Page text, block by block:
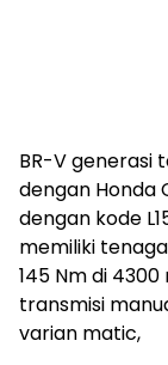
BR-V generasi
dengan Honda
dengan kode
memiliki
145 Nm di
transmisi
varian matic,